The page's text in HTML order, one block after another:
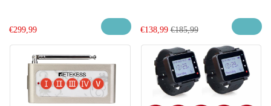
€299,99
Ristoranti, Club, Bar, Bagni, Hotel
€138,99 €185,99